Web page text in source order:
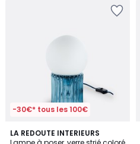
-30€* tous les 100€
LA REDOUTE INTERIEURS
4,7
/ 5
3